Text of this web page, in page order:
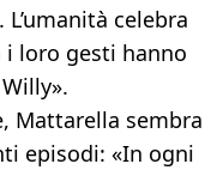
celebra
i loro gesti hanno
Mattarella sembra
episodi: «In ogni